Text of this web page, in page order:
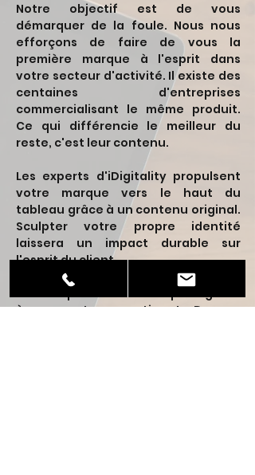
Notre objectif est de vous
démarquer de la foule. Nous nous
efforçons de faire de vous la
première marque à l'esprit dans
votre secteur d'activité. Il existe des
centaines d'entreprises
commercialisant le même produit.
Ce qui différencie le meilleur du
reste, c'est leur contenu.
Les experts d'iDigitality propulsent
votre marque vers le haut du
tableau grâce à un contenu original.
Sculpter votre propre identité
laissera un impact durable sur
l'esprit du client.
Nous aidons à créer un chemin
distinct pour votre entreprise grâce
à un contenu pertinent. Donnez